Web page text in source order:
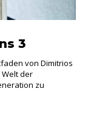
3
von Dimitrios
der
zu